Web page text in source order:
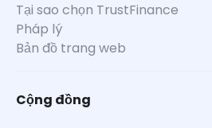
Tại sao chọn TrustFinance
Pháp lý
Bản đồ trang web
Cộng đồng